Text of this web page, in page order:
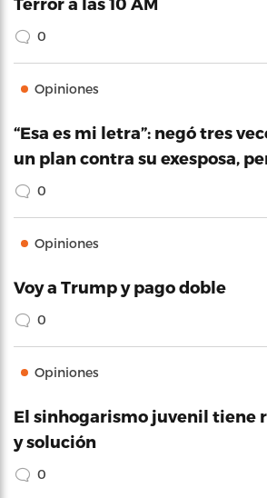
0
Opiniones
“Esa es mi letra”: negó tres
un plan contra su exesposa,
0
Opiniones
Voy a Trump y pago doble
0
Opiniones
El sinhogarismo juvenil tiene
y solución
0